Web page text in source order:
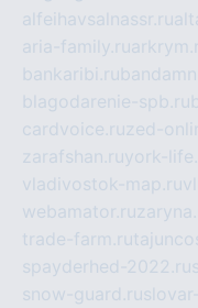
alfeihavsalnassr.ru
aria-family.ru
bankaribi.ru
blagodarenie-spb.ru
cardvoice.ruzed-
zarafshan.ruyork-
vladivostok-map.ru
webamator.ru
trade-farm.ru
spayderhed-2022.ru
snow-guard.ru